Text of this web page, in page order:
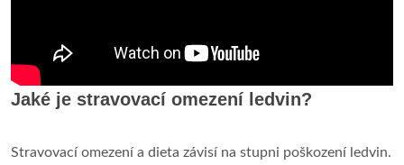
Jaké je stravovací omezení ledvin?
Stravovací omezení a dieta závisí na stupni poškození ledvin.